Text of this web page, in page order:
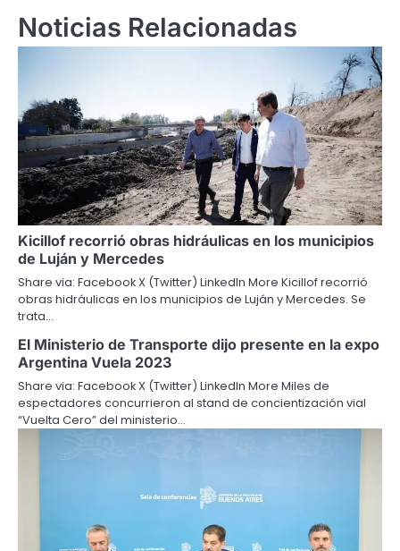
Noticias Relacionadas
Kicillof recorrió obras hidráulicas en los municipios
de Luján y Mercedes
Share via: Facebook X (Twitter) LinkedIn More Kicillof recorrió
obras hidráulicas en los municipios de Luján y Mercedes. Se
trata…
El Ministerio de Transporte dijo presente en la expo
Argentina Vuela 2023
Share via: Facebook X (Twitter) LinkedIn More Miles de
espectadores concurrieron al stand de concientización vial
“Vuelta Cero” del ministerio…